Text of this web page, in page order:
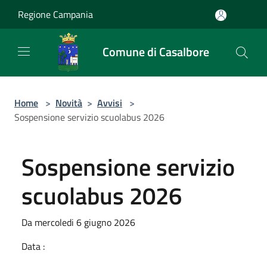
Regione Campania
Comune di Casalbore
Home > Novità > Avvisi >
Sospensione servizio scuolabus 2026
Sospensione servizio
scuolabus 2026
Da mercoledi 6 giugno 2026
Data :